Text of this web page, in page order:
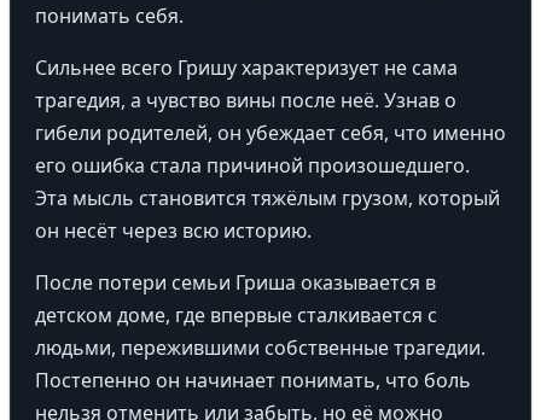
понимать себя.
Сильнее всего Гришу характеризует не сама
трагедия, а чувство вины после неё. Узнав о
гибели родителей, он убеждает себя, что именно
его ошибка стала причиной произошедшего.
Эта мысль становится тяжёлым грузом, который
он несёт через всю историю.
После потери семьи Гриша оказывается в
детском доме, где впервые сталкивается с
людьми, пережившими собственные трагедии.
Постепенно он начинает понимать, что боль
нельзя отменить или забыть, но её можно